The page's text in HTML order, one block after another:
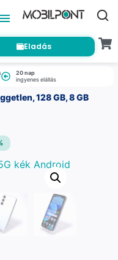
Eladás
20 nap
ingyenes elállás
128 GB, 8 GB